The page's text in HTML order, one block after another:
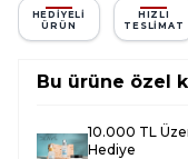
HEDIYELI
ÜRÜN
HIZLI
TESLIMAT
Bu ürüne özel
10.000 TL
Hediye